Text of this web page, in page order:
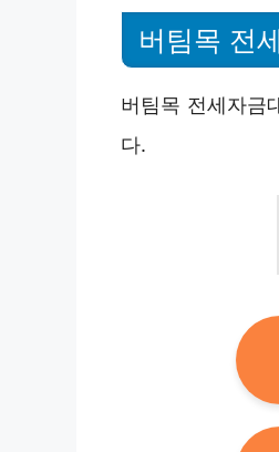
버팀목 전
버팀목 전세자금
다.